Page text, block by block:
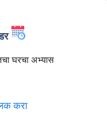
घरचा अभ्यास
करा